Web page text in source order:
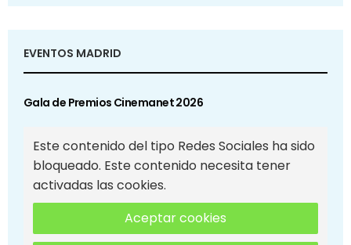
EVENTOS MADRID
Gala de Premios Cinemanet 2026
Este contenido del tipo Redes Sociales ha sido
bloqueado. Este contenido necesita tener
activadas las cookies.
Aceptar cookies